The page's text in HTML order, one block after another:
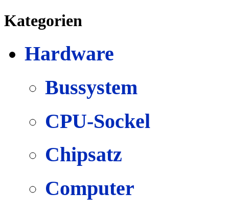
Kategorien
Hardware
Bussystem
CPU-Sockel
Chipsatz
Computer